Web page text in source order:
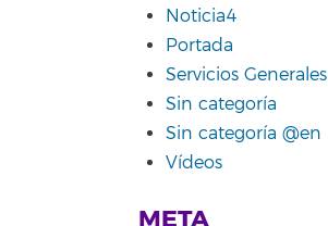
Noticia4
Portada
Servicios Generales
Sin categoría
Sin categoría @en
Vídeos
META